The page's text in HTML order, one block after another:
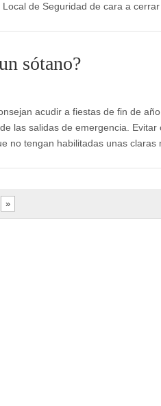
de Seguridad de cara a cerrar
sótano?
acudir a fiestas de fin de
las salidas de emergencia. Evitar
no tengan habilitadas unas claras
»